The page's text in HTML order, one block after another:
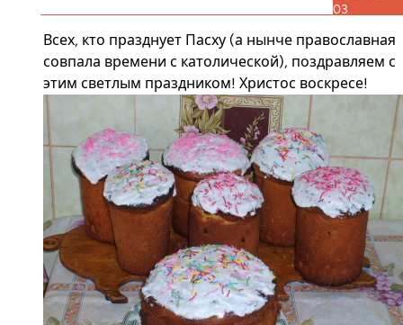
03
Всех, кто празднует Пасху (а нынче православная
совпала времени с католической), поздравляем с
этим светлым праздником! Христос воскресе!